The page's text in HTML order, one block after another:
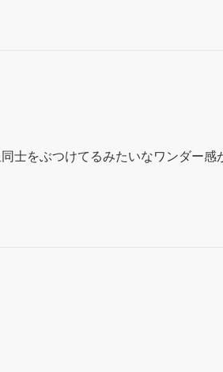
士をぶつけてるみたいなワンダー感